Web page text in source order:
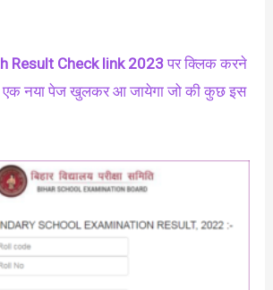
Result Check link 2023पर क्लिक करने
नया पेज खुलकर आ जायेगा जो की कुछ इस